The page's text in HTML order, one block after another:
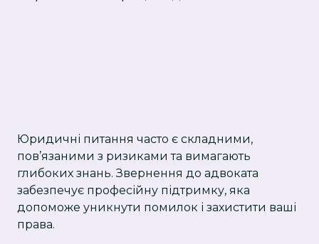
Юридичні питання часто є складними,
пов’язаними з ризиками та вимагають
глибоких знань. Звернення до адвоката
забезпечує професійну підтримку, яка
допоможе уникнути помилок і захистити ваші
права.